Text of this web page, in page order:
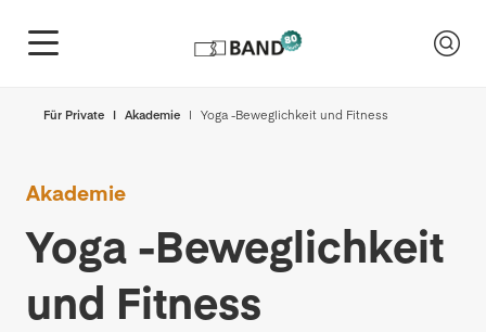
Für Private Akademie Yoga -Beweglichkeit und Fitness
Akademie
Yoga -Beweglichkeit
und Fitness